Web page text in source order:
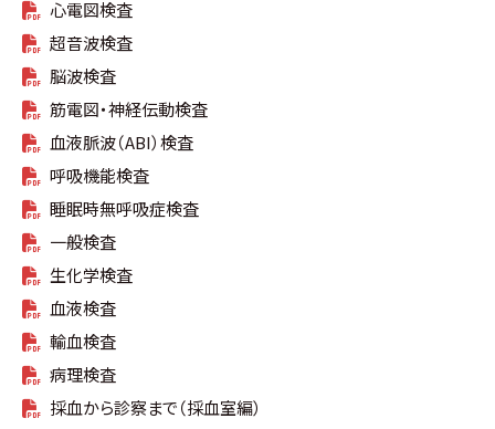
心電図検査
超音波検査
脳波検査
筋電図・神経伝動検査
血液脈波（ABI）検査
呼吸機能検査
睡眠時無呼吸症検査
一般検査
生化学検査
血液検査
輸血検査
病理検査
採血から診察まで（採血室編）